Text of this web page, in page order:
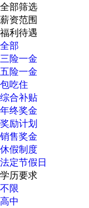
全部筛选
薪资范围
福利待遇
全部
三险一金
五险一金
包吃住
综合补贴
年终奖金
奖励计划
销售奖金
休假制度
法定节假日
学历要求
不限
高中